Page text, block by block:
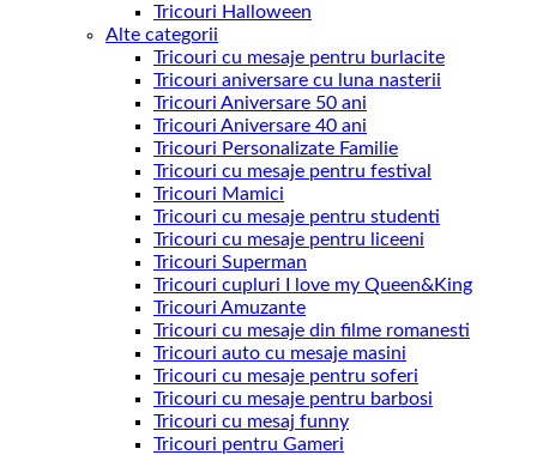
Tricouri Halloween
Alte categorii
Tricouri cu mesaje pentru burlacite
Tricouri aniversare cu luna nasterii
Tricouri Aniversare 50 ani
Tricouri Aniversare 40 ani
Tricouri Personalizate Familie
Tricouri cu mesaje pentru festival
Tricouri Mamici
Tricouri cu mesaje pentru studenti
Tricouri cu mesaje pentru liceeni
Tricouri Superman
Tricouri cupluri I love my Queen&King
Tricouri Amuzante
Tricouri cu mesaje din filme romanesti
Tricouri auto cu mesaje masini
Tricouri cu mesaje pentru soferi
Tricouri cu mesaje pentru barbosi
Tricouri cu mesaj funny
Tricouri pentru Gameri